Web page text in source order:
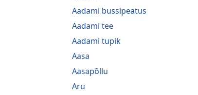
Aadami bussipeatus
Aadami tee
Aadami tupik
Aasa
Aasapõllu
Aru